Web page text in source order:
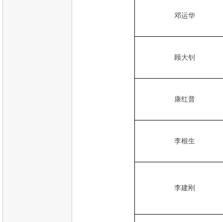
邓运华
顾大钊
康红普
李根生
李建刚